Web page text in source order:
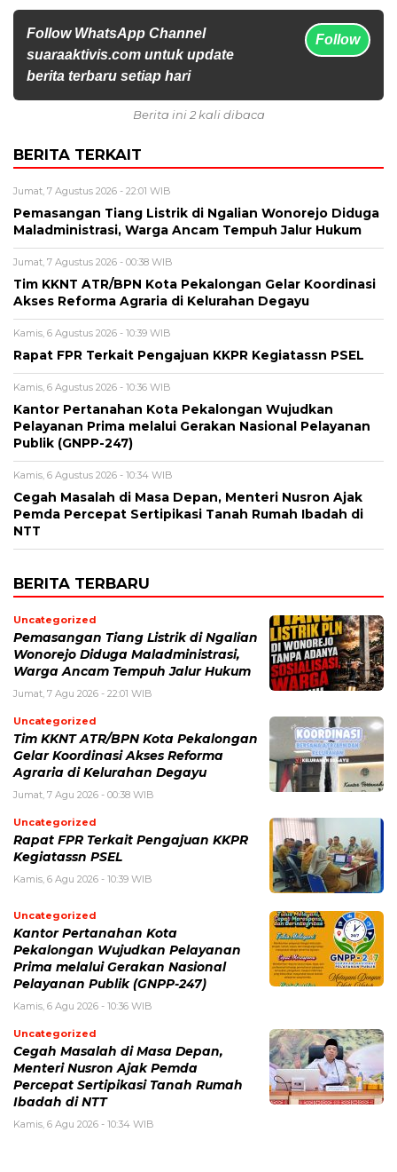
Follow WhatsApp Channel
suaraaktivis.com untuk update
berita terbaru setiap hari
Follow
Berita ini 2 kali dibaca
BERITA TERKAIT
Jumat, 7 Agustus 2026 - 22:01 WIB
Pemasangan Tiang Listrik di Ngalian Wonorejo Diduga
Maladministrasi, Warga Ancam Tempuh Jalur Hukum
Jumat, 7 Agustus 2026 - 00:38 WIB
Tim KKNT ATR/BPN Kota Pekalongan Gelar Koordinasi
Akses Reforma Agraria di Kelurahan Degayu
Kamis, 6 Agustus 2026 - 10:39 WIB
Rapat FPR Terkait Pengajuan KKPR Kegiatassn PSEL
Kamis, 6 Agustus 2026 - 10:36 WIB
Kantor Pertanahan Kota Pekalongan Wujudkan
Pelayanan Prima melalui Gerakan Nasional Pelayanan
Publik (GNPP-247)
Kamis, 6 Agustus 2026 - 10:34 WIB
Cegah Masalah di Masa Depan, Menteri Nusron Ajak
Pemda Percepat Sertipikasi Tanah Rumah Ibadah di
NTT
BERITA TERBARU
Uncategorized
Pemasangan Tiang Listrik di Ngalian
Wonorejo Diduga Maladministrasi,
Warga Ancam Tempuh Jalur Hukum
Jumat, 7 Agu 2026 - 22:01 WIB
Uncategorized
Tim KKNT ATR/BPN Kota Pekalongan
Gelar Koordinasi Akses Reforma
Agraria di Kelurahan Degayu
Jumat, 7 Agu 2026 - 00:38 WIB
Uncategorized
Rapat FPR Terkait Pengajuan KKPR
Kegiatassn PSEL
Kamis, 6 Agu 2026 - 10:39 WIB
Uncategorized
Kantor Pertanahan Kota
Pekalongan Wujudkan Pelayanan
Prima melalui Gerakan Nasional
Pelayanan Publik (GNPP-247)
Kamis, 6 Agu 2026 - 10:36 WIB
Uncategorized
Cegah Masalah di Masa Depan,
Menteri Nusron Ajak Pemda
Percepat Sertipikasi Tanah Rumah
Ibadah di NTT
Kamis, 6 Agu 2026 - 10:34 WIB